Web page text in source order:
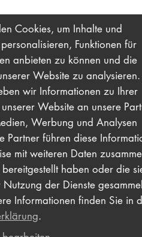
Cookies, um Inhalte und
Funktionen für
anbieten zu können und die
Website zu analysieren.
wir Informationen zu Ihrer
Website an unsere
Werbung und Analysen
Partner führen diese
mit weiteren Daten
haben oder die
Nutzung der Dienste
Informationen finden Sie in
.